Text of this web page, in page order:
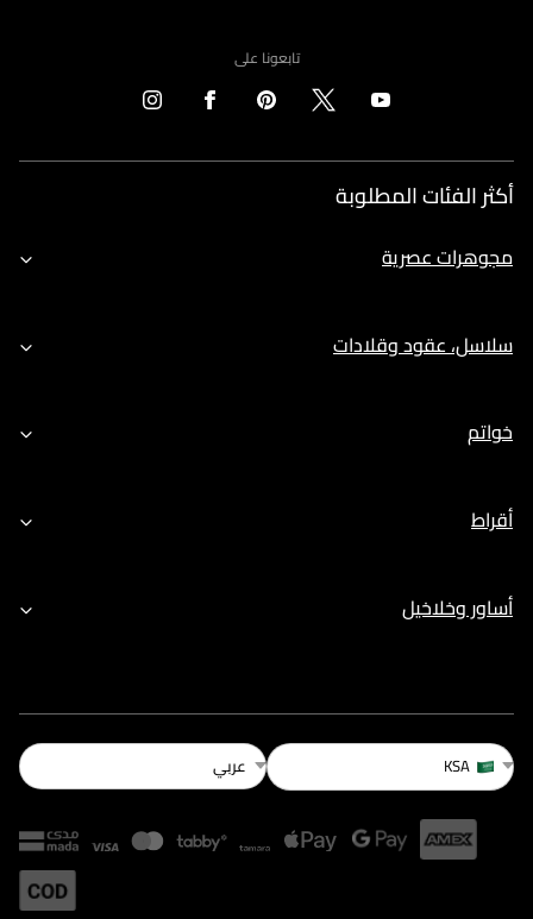
تابعونا على
أكثر الفئات المطلوبة
مجوهرات عصرية
سلاسل، عقود وقلادات
خواتم
أقراط
أساور وخلاخيل
KSA عربي